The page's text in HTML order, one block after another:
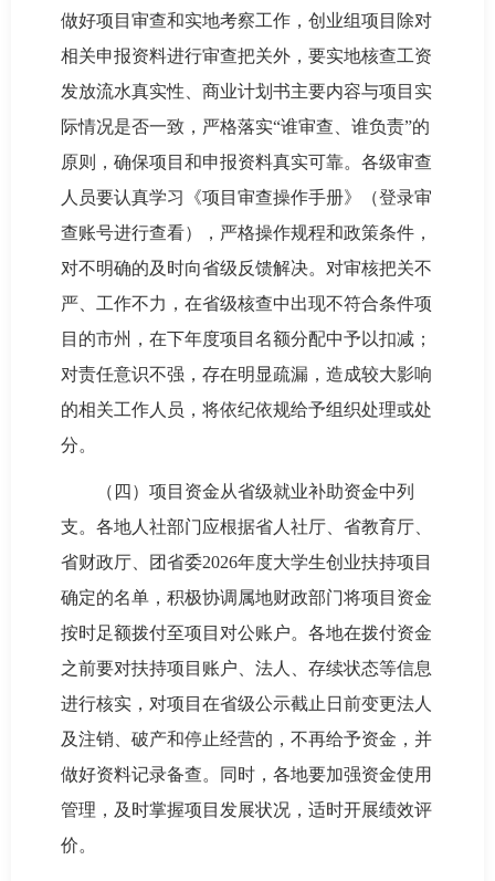
做好项目审查和实地考察工作，创业组项目除对
相关申报资料进行审查把关外，要实地核查工资
发放流水真实性、商业计划书主要内容与项目实
际情况是否一致，严格落实“谁审查、谁负责”的
原则，确保项目和申报资料真实可靠。各级审查
人员要认真学习《项目审查操作手册》（登录审
查账号进行查看），严格操作规程和政策条件，
对不明确的及时向省级反馈解决。对审核把关不
严、工作不力，在省级核查中出现不符合条件项
目的市州，在下年度项目名额分配中予以扣减；
对责任意识不强，存在明显疏漏，造成较大影响
的相关工作人员，将依纪依规给予组织处理或处
分。
（四）项目资金从省级就业补助资金中列
支。各地人社部门应根据省人社厅、省教育厅、
省财政厅、团省委2026年度大学生创业扶持项目
确定的名单，积极协调属地财政部门将项目资金
按时足额拨付至项目对公账户。各地在拨付资金
之前要对扶持项目账户、法人、存续状态等信息
进行核实，对项目在省级公示截止日前变更法人
及注销、破产和停止经营的，不再给予资金，并
做好资料记录备查。同时，各地要加强资金使用
管理，及时掌握项目发展状况，适时开展绩效评
价。